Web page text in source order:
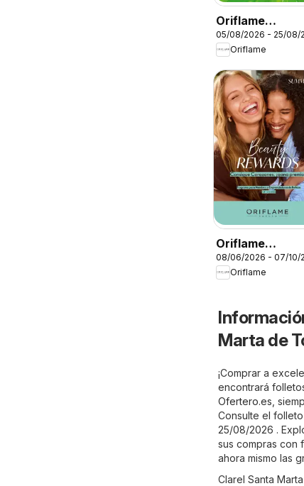
Oriflame
Catálogo
Campaña 11
05/08/2026 - 25/08/
Oriflame
Oriflame
Catálogo
Rewards
08/06/2026 - 07/10/
Oriflame
Marta de
¡Comprar a
encontrará
Ofertero.es ,
Consulte el
25/08/2026 .
sus compras con
ahora mismo las
Clarel Santa